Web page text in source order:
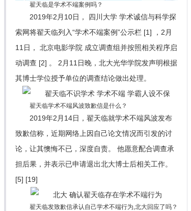
翟天临是学术不端案例吗？
2019年2月10日， 四川大学 学术诚信与科学探
索网将翟天临列入“学术不端案例”公示栏 [1] ，2月
11日， 北京电影学院 成立调查组并按照相关程序启
动调查 [2] 。 2月11日晚，北大光华学院发声明根据
其博士学位授予单位的调查结论做出处理。
翟天临学术不端风波致歉信是什么？
2019年2月14日，翟天临就学术不端风波发布
致歉信称，近期网络上因自己论文情况而引发的讨
论，让其懊悔不已，深度自责。 他愿意配合调查承
担后果，并表示已申请退出北大博士后相关工作。
[5] [19]
翟天临发致歉信承认自己学术不端行为,北大回应了吗？